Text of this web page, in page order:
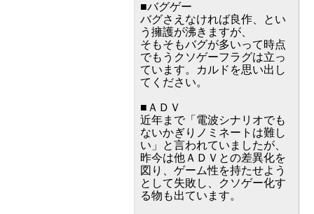
■バグゲー
バグさえなければ良作、とい
う擁護が沸きますが、
そもそもバグが多いって時点
でもうクソゲーフラグは立っ
ています。カルドを思い出し
てください。
■ＡＤＶ
近年まで「電波シナリオでも
ないかぎりノミネートは難し
い」と言われていましたが、
昨今は他ＡＤＶとの差異化を
図り、ゲーム性を持たせよう
として失敗し、クソゲー化す
る物も出ています。